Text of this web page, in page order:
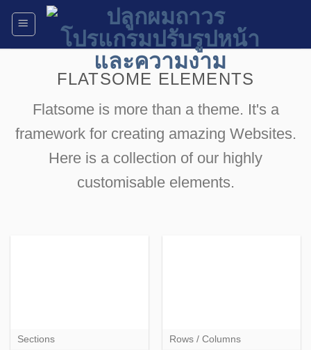
content
FLATSOME ELEMENTS
Flatsome is more than a theme. It's a
framework for creating amazing Websites.
Here is a collection of our highly
customisable elements.
Sections Rows / Columns